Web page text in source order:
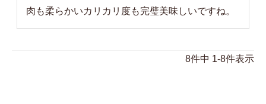
肉も柔らかいカリカリ度も完璧美味しいですね。
8件中 1-8件表示